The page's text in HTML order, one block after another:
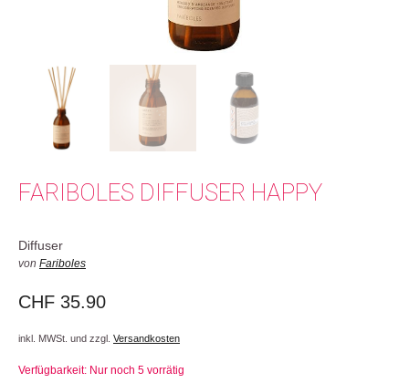
FARIBOLES DIFFUSER HAPPY
Diffuser
von Fariboles
CHF 35.90
inkl. MWSt. und zzgl. Versandkosten
Verfügbarkeit: Nur noch 5 vorrätig